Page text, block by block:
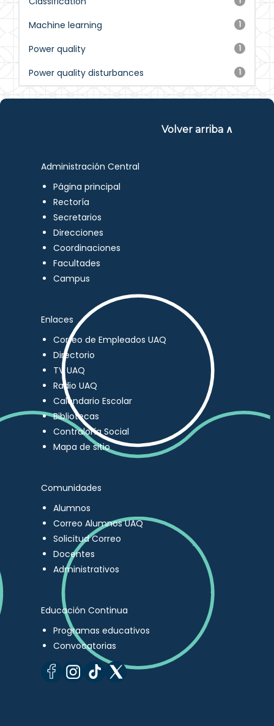
1
Machine learning
1
Power quality
1
Power quality disturbances
Volver arriba ∧
Administración Central
Página principal
Rectoría
Secretarios
Direcciones
Coordinaciones
Facultades
Campus
Enlaces
Correo de Empleados UAQ
Directorio
TV UAQ
Radio UAQ
Calendario Escolar
Bibliotecas
Contraloría Social
Mapa de sitio
Comunidades
Alumnos
Correo Alumnos UAQ
Solicitud Correo
Docentes
Administrativos
Educación Continua
Programas educativos
Convocatorias